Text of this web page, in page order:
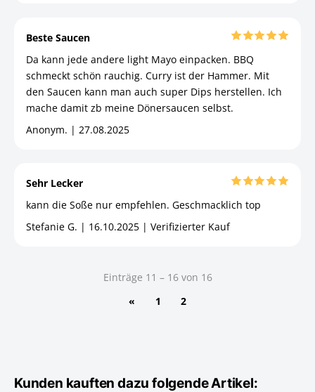
Beste Saucen
Da kann jede andere light Mayo einpacken. BBQ
schmeckt schön rauchig. Curry ist der Hammer. Mit
den Saucen kann man auch super Dips herstellen. Ich
mache damit zb meine Dönersaucen selbst.
Anonym. | 27.08.2025
Sehr Lecker
kann die Soße nur empfehlen. Geschmacklich top
Stefanie G. | 16.10.2025 | Verifizierter Kauf
Einträge 11 – 16 von 16
«
1 2
Kunden kauften dazu folgende Artikel: